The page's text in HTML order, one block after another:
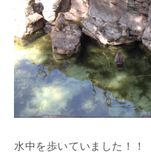
水中を歩いていました！！